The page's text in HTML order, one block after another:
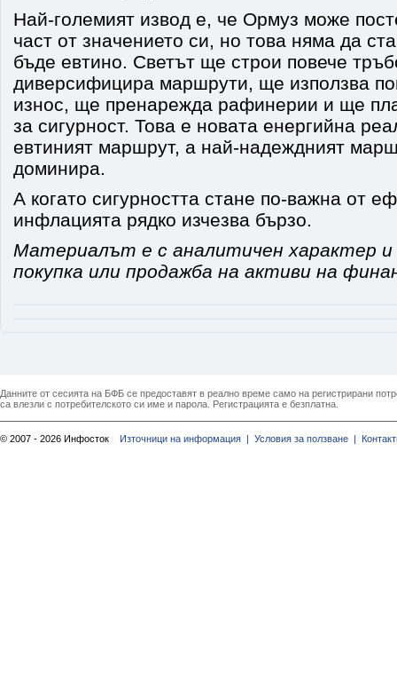
Най-големият извод е, че Ормуз може
част от значението си, но това няма да
бъде евтино. Светът ще строи повече
диверсифицира маршрути, ще използва
износ, ще пренарежда рафинерии и ще
за сигурност. Това е новата енергийна
евтиният маршрут, а най-надеждният
доминира.
А когато сигурността стане по-важна от
инфлацията рядко изчезва бързо.
Материалът е с аналитичен характер и
покупка или продажба на активи на
Данните от сесията на БФБ се предоставят в реално време само на регистрирани
са влезли с потребителското си име и парола. Регистрацията е безплатна.
© 2007 - 2026 Инфосток Източници на информация | Условия за ползване |